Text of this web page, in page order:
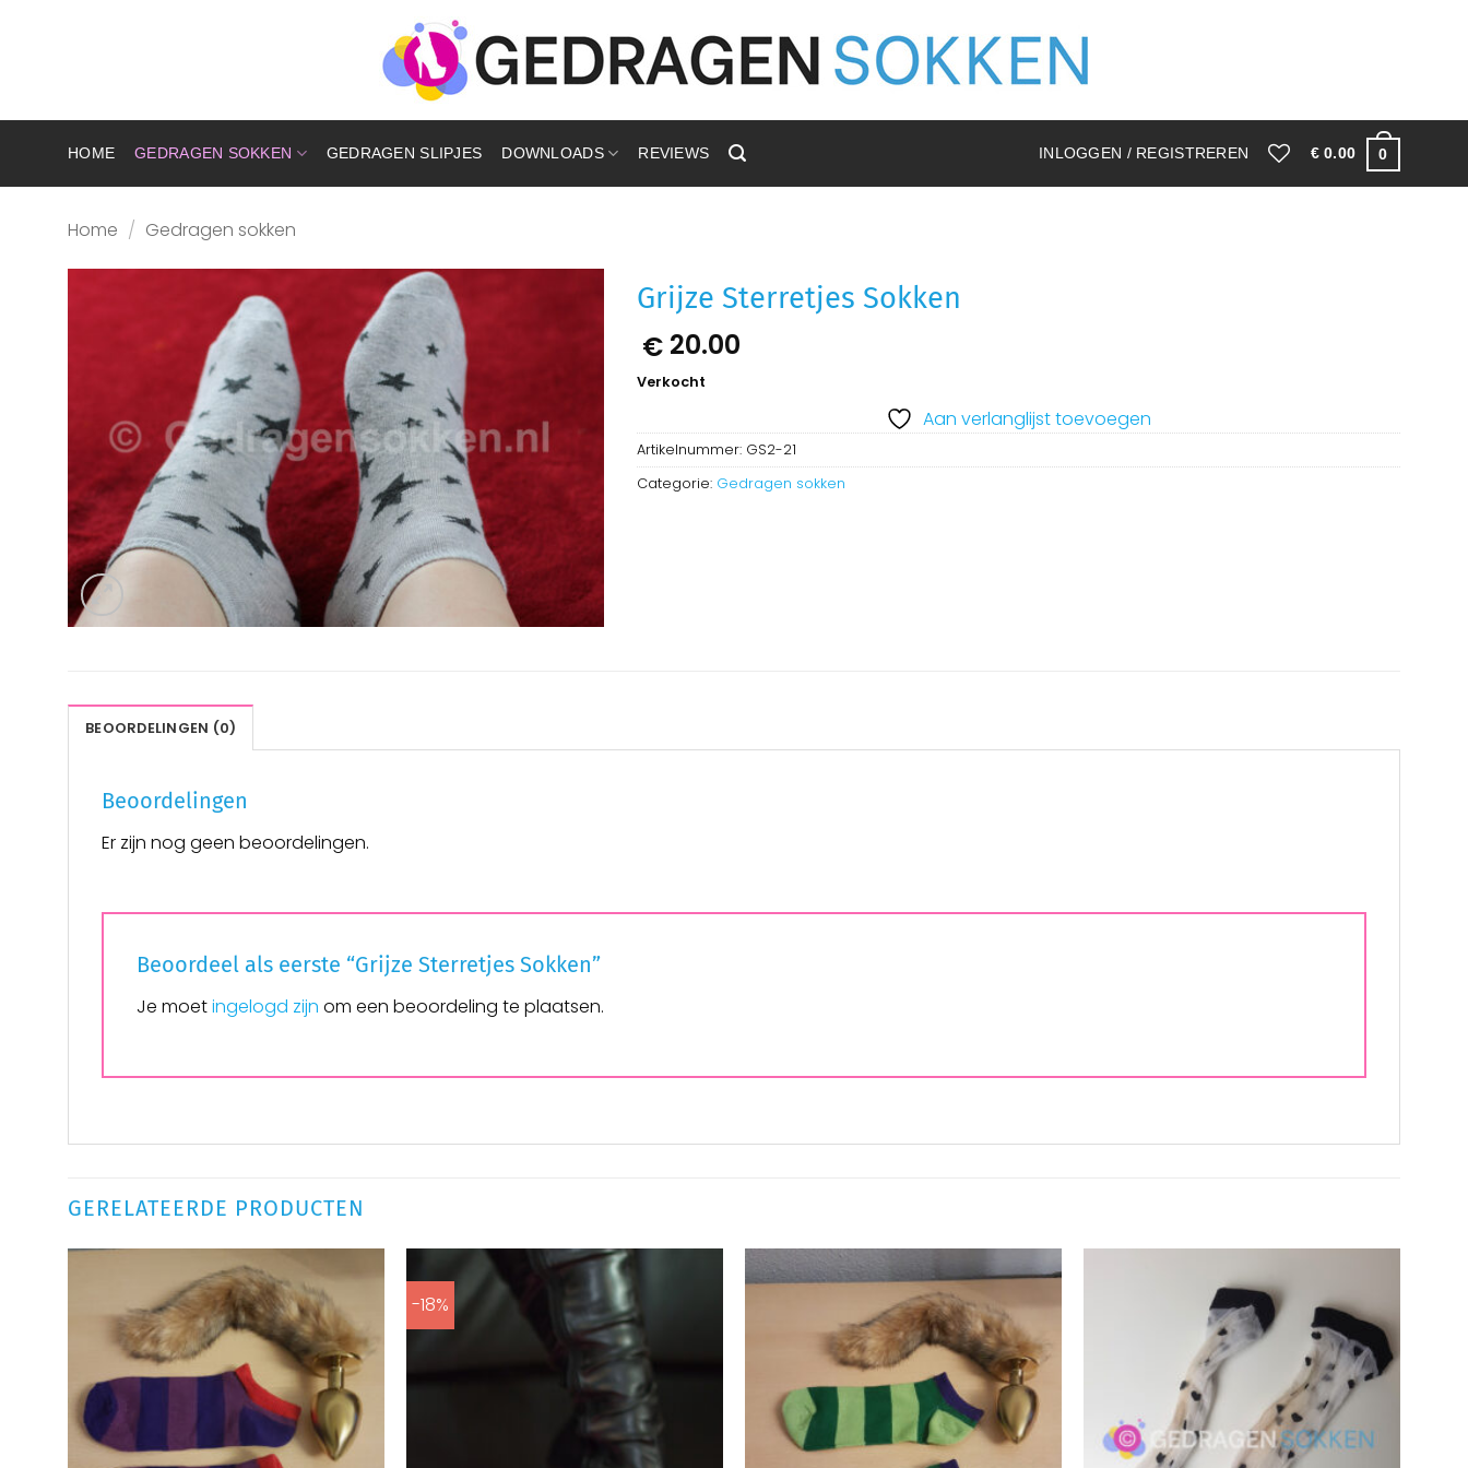
HOME GEDRAGEN SOKKEN GEDRAGEN SLIPJES DOWNLOADS REVIEWS INLOGGEN / REGISTREREN €0.00 0
Home / Gedragen sokken
Grijze Sterretjes Sokken
€20.00
Verkocht
Aan verlanglijst toevoegen
Artikelnummer: GS2-21
Categorie: Gedragen sokken
BEOORDELINGEN (0)
Beoordelingen
Er zijn nog geen beoordelingen.
Beoordeel als eerste “Grijze Sterretjes Sokken”
Je moetingelogd zijn om een beoordeling te plaatsen.
GERELATEERDE PRODUCTEN
Aan
verlanglijst
toevoegen
-18%
Aan
verlanglijst
toevoegen
Aan
verlanglijst
toevoegen